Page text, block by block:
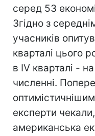
серед 53
Згідно з
учасників
кварталі цього
в IV кварталі -
численні.
експерти
американська